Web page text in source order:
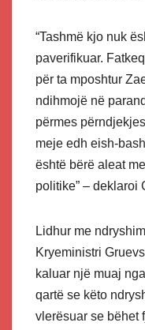
“Tashmë kjo nuk
paverifikuar.
për ta mposhtur
ndihmojë në
përmes
meje edh eish-
është bërë aleat
politike” – deklaroi
Lidhur me
Kryeministri
kaluar një muaj
qartë se këto
vlerësuar se bëhet